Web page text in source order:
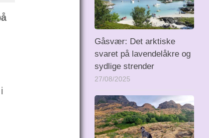
Gåsvær: Det arktiske
svaret på lavendelåkre og
sydlige strender
27/08/2025